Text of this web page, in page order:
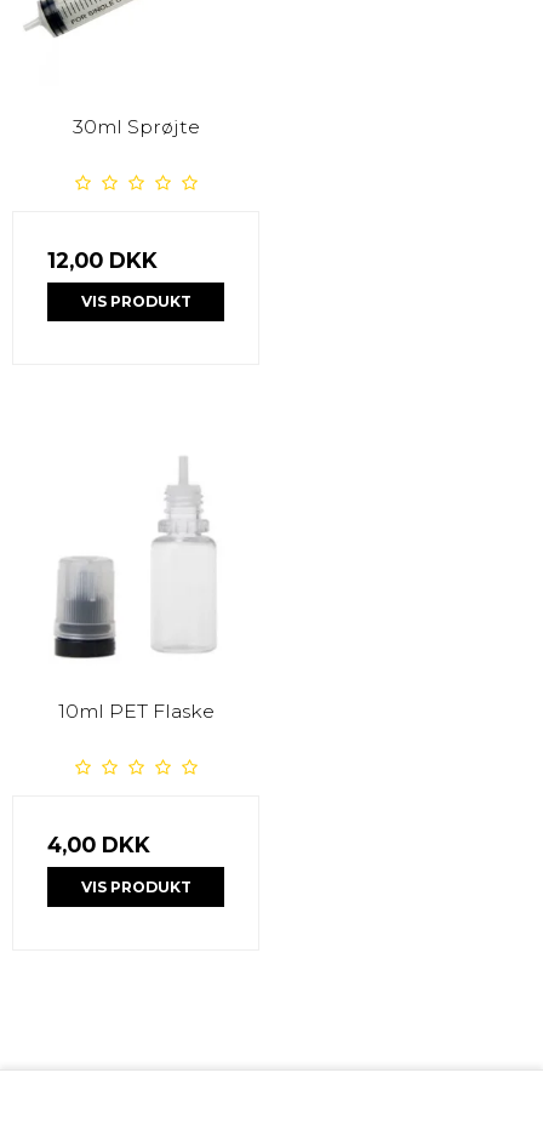
30ml Sprøjte
12,00 DKK
VIS PRODUKT
10ml PET Flaske
4,00 DKK
VIS PRODUKT